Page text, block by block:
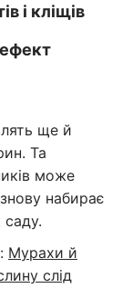
і кліщів
ще й
Та
може
набирає
Мурахи й
слід